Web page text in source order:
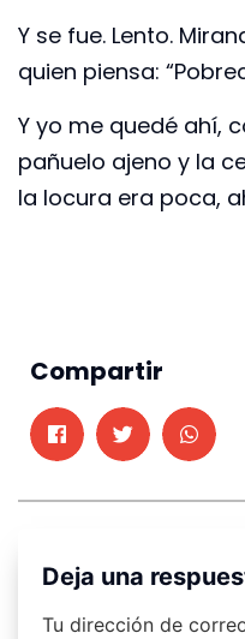
Y se fue. Lento.
quien piensa:
Y yo me quedé ahí,
pañuelo ajeno y la
la locura era poca,
Compartir
Deja una
Tu dirección de